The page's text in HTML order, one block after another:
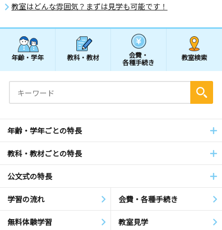
教室はどんな雰囲気？まずは見学も可能です！
年齢・学年 教科・教材 会費・
各種手続き
教室検索
年齢・学年ごとの特長
教科・教材ごとの特長
公文式の特長
学習の流れ 会費・各種手続き
無料体験学習 教室見学